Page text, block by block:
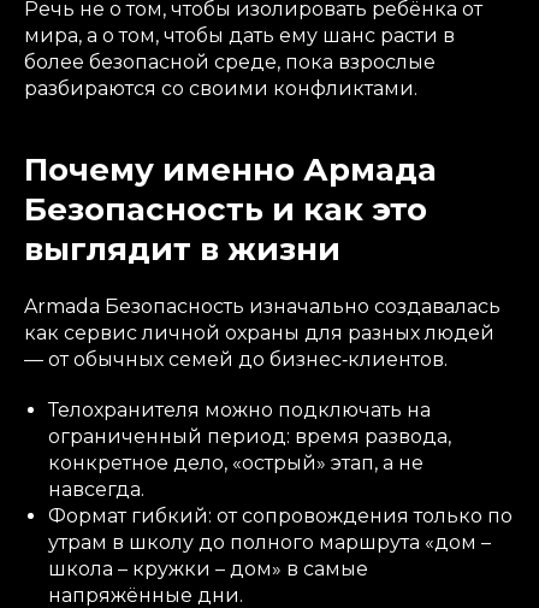
Речь не о том, чтобы изолировать ребёнка от
мира, а о том, чтобы дать ему шанс расти в
более безопасной среде, пока взрослые
разбираются со своими конфликтами.
Почему именно Армада
Безопасность и как это
выглядит в жизни
Armada Безопасность изначально создавалась
как сервис личной охраны для разных людей
— от обычных семей до бизнес‑клиентов.
Телохранителя можно подключать на
ограниченный период: время развода,
конкретное дело, «острый» этап, а не
навсегда.
Формат гибкий: от сопровождения только по
утрам в школу до полного маршрута «дом –
школа – кружки – дом» в самые
напряжённые дни.